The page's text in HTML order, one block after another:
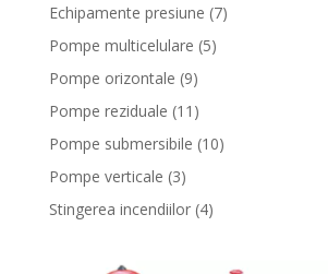
Echipamente presiune 77
Pompe multicelulare 55
Pompe orizontale 99
products
Pompe reziduale 11 11
products
Pompe submersibile 1010
Pompe verticale 33
products
Stingerea incendiilor 44